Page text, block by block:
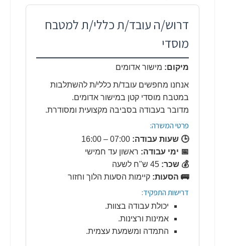
דרוש/ה עובד/ת כללי/ת למטבח
מוסדי
מיקום: מישור אדומים
אנחנו מחפשים עובד/ת כללי/ת להשתלבות
במטבח מוסדי קטן במישור אדומים.
מדובר בעבודה בסביבה מקצועית ומסודרת.
פרטי המשרה:
🕒 שעות עבודה:
📅 ימי עבודה: ראשון עד חמישי
💰 שכר:
🚌 הסעות: קיימות הסעות הלוך וחזור
דרישות התפקיד:
יכולת עבודה בצוות.
אמינות ורצינות.
התמדה ומשמעת עצמית.